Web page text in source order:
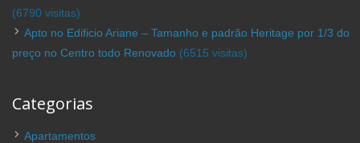
(6790 visitas)
Apto no Edificio Ariane – Tamanho e padrão Heritage por 1/3 do
preço no Centro todo Renovado (6515 visitas)
Categorias
Apartamentos